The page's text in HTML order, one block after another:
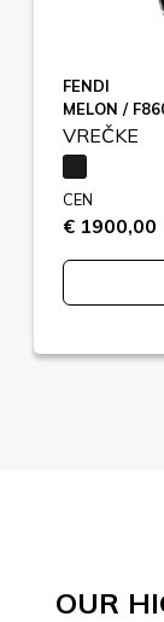
FENDI
MELON /
VREČKE
CEN
€ 1900,00
OUR